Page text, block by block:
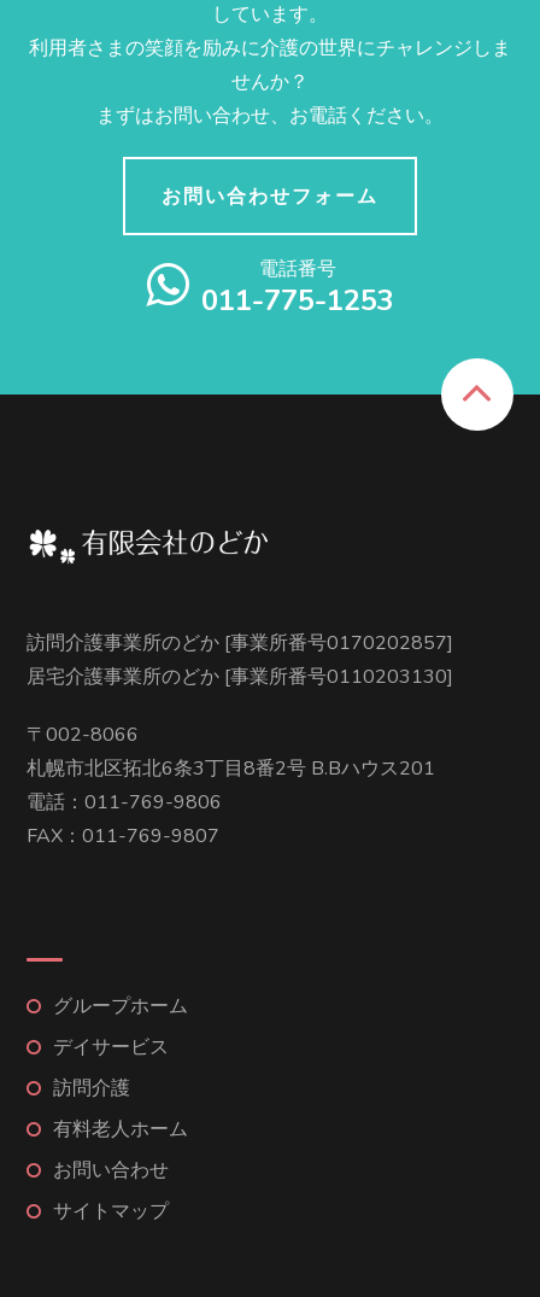
しています。
利用者さまの笑顔を励みに介護の世界にチャレンジしま
せんか？
まずはお問い合わせ、お電話ください。
お問い合わせフォーム
電話番号
011-775-1253
訪問介護事業所のどか [事業所番号0170202857]
居宅介護事業所のどか [事業所番号0110203130]
〒002-8066
札幌市北区拓北6条3丁目8番2号 B.Bハウス201
電話：011-769-9806
FAX：011-769-9807
グループホーム
デイサービス
訪問介護
有料老人ホーム
お問い合わせ
サイトマップ